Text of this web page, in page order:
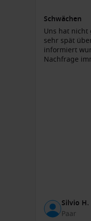
Routen
Städte wie
Weitere
FAQ zur A-
Schwächen
Uns hat nicht
sehr spät
informiert
Nachfrage
Silvio H.
Paar